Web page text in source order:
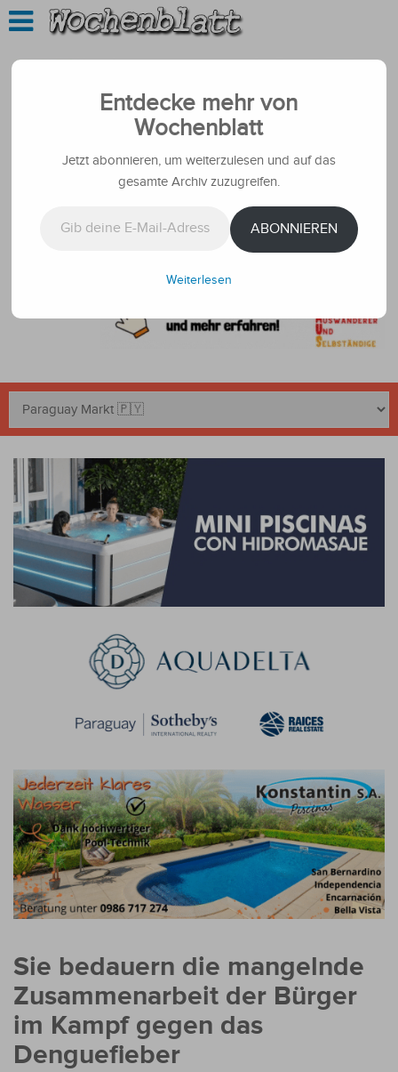
Sie bedauern die mangelnde
Zusammenarbeit der Bürger
im Kampf gegen das
Denguefieber
Entdecke mehr von
Wochenblatt
Jetzt abonnieren, um weiterzulesen und auf das
gesamte Archiv zuzugreifen.
ABONNIEREN
Weiterlesen